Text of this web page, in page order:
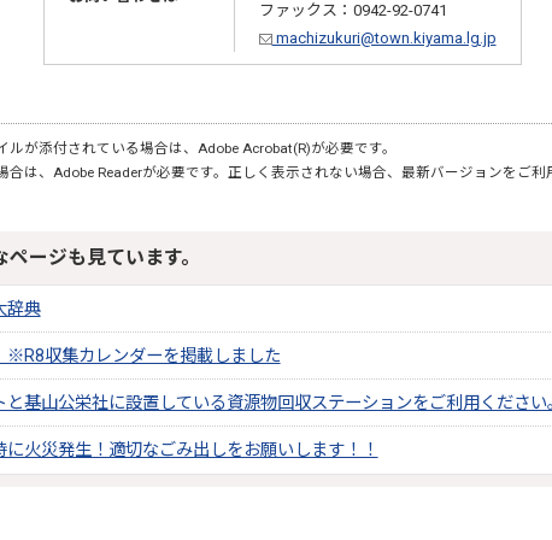
ファックス：0942-92-0741
machizukuri@town.kiyama.lg.jp
が添付されている場合は、Adobe Acrobat(R)が必要です。
合は、Adobe Readerが必要です。正しく表示されない場合、最新バージョンをご利
ージも見ています。
辞典
収集カレンダーを掲載しました
基山公栄社に設置している資源物回収ステーションをご利用ください
火災発生！適切なごみ出しをお願いします！！